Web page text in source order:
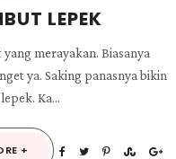
LEPEK
merayakan. Biasanya
ya. Saking panasnya bikin
Ka...
+